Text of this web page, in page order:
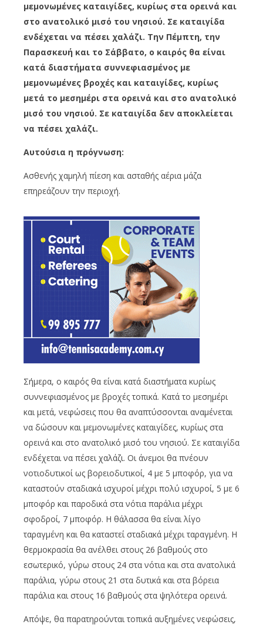
μεμονωμένες καταιγίδες, κυρίως στα ορεινά και
στο ανατολικό μισό του νησιού. Σε καταιγίδα
ενδέχεται να πέσει χαλάζι. Την Πέμπτη, την
Παρασκευή και το Σάββατο, ο καιρός θα είναι
κατά διαστήματα συννεφιασμένος με
μεμονωμένες βροχές και καταιγίδες, κυρίως
μετά το μεσημέρι στα ορεινά και στο ανατολικό
μισό του νησιού. Σε καταιγίδα δεν αποκλείεται
να πέσει χαλάζι.
Αυτούσια η πρόγνωση:
Ασθενής χαμηλή πίεση και ασταθής αέρια μάζα
επηρεάζουν την περιοχή.
Σήμερα, ο καιρός θα είναι κατά διαστήματα κυρίως
συννεφιασμένος με βροχές τοπικά. Κατά το μεσημέρι
και μετά, νεφώσεις που θα αναπτύσσονται αναμένεται
να δώσουν και μεμονωμένες καταιγίδες, κυρίως στα
ορεινά και στο ανατολικό μισό του νησιού. Σε καταιγίδα
ενδέχεται να πέσει χαλάζι. Οι άνεμοι θα πνέουν
νοτιοδυτικοί ως βορειοδυτικοί, 4 με 5 μποφόρ, για να
καταστούν σταδιακά ισχυροί μέχρι πολύ ισχυροί, 5 με 6
μποφόρ και παροδικά στα νότια παράλια μέχρι
σφοδροί, 7 μποφόρ. Η θάλασσα θα είναι λίγο
ταραγμένη και θα καταστεί σταδιακά μέχρι ταραγμένη. Η
θερμοκρασία θα ανέλθει στους 26 βαθμούς στο
εσωτερικό, γύρω στους 24 στα νότια και στα ανατολικά
παράλια, γύρω στους 21 στα δυτικά και στα βόρεια
παράλια και στους 16 βαθμούς στα ψηλότερα ορεινά.
Απόψε, θα παρατηρούνται τοπικά αυξημένες νεφώσεις,